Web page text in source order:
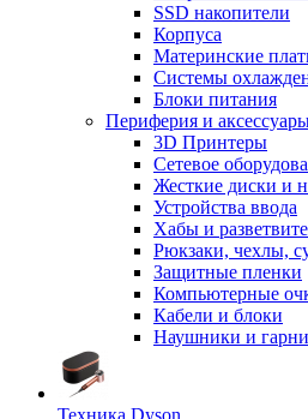
SSD накопители
Корпуса
Материнские
Системы
Блоки питания
Периферия и
3D Принтеры
Сетевое
Жесткие диски и
Устройства ввода
Хабы и
Рюкзаки, чехлы,
Защитные пленки
Компьютерные
Кабели и блоки
Наушники и
Техника Dyson